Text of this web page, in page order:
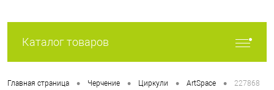
Каталог товаров
Главная страница • Черчение • Циркули • ArtSpace • 227868